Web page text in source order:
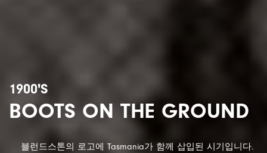
1900'S
BOOTS ON THE GROUND
블런드스톤의 로고에 Tasmania가 함께 삽입된 시기입니다.